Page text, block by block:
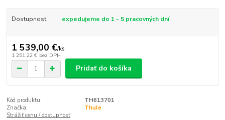
Dostupnosť expedujeme do 1 - 5 pracovných dní
1 539,00 €/ks
1 251,22 € bez DPH
Pridať do košíka
Kód produktu:
TH613701
Značka:
Thule
Strážiť cenu / dostupnosť